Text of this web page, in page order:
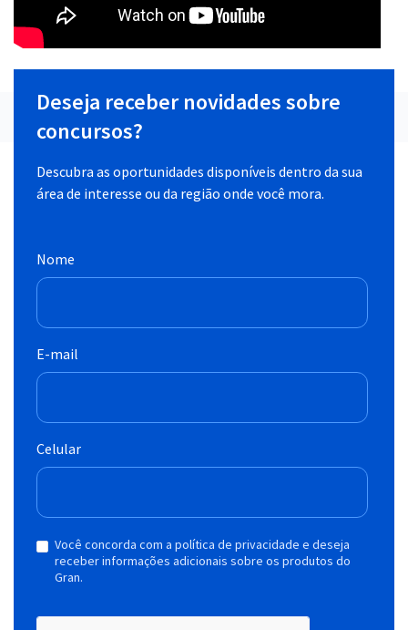
Deseja receber novidades sobre
concursos?
Descubra as oportunidades disponíveis dentro da sua
área de interesse ou da região onde você mora.
Nome
E-mail
Celular
Você concorda com a política de privacidade e deseja
receber informações adicionais sobre os produtos do
Gran.